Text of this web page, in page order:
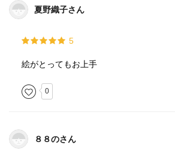
夏野織子さん
5
絵がとってもお上手
0
８８のさん